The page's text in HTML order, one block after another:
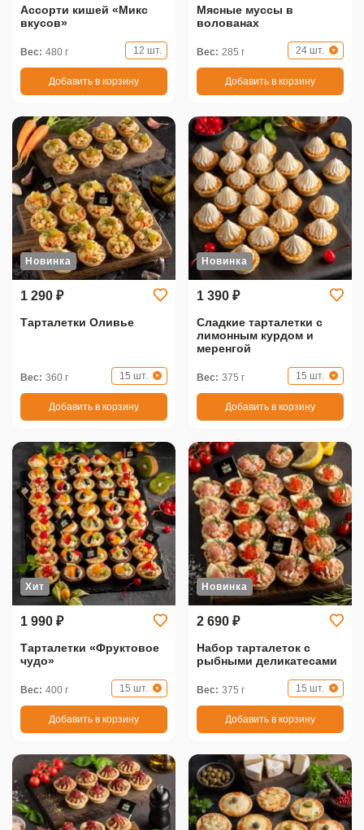
Ассорти кишей «Микс
вкусов»
Вес: 480 г 12 шт.
Добавить в корзину
Мясные муссы в
волованах
Вес: 285 г 24 шт.
Добавить в корзину
Новинка
1 290 ₽
Тарталетки Оливье
Вес: 360 г 15 шт.
Добавить в корзину
Новинка
1 390 ₽
Сладкие тарталетки с
лимонным курдом и
меренгой
Вес: 375 г 15 шт.
Добавить в корзину
Хит
1 990 ₽
Тарталетки «Фруктовое
чудо»
Вес: 400 г 15 шт.
Добавить в корзину
Новинка
2 690 ₽
Набор тарталеток с
рыбными деликатесами
Вес: 375 г 15 шт.
Добавить в корзину